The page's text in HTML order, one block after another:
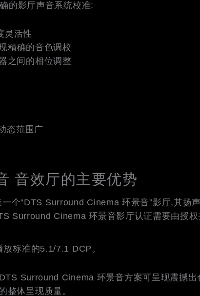
的影厅声音系统校准:
灵活性
精确的音色调校
之间的相位调整
态范围广
音效厅的主要优势
个“DTS Surround Cinema 环景音”影厅,其
Surround Cinema 环景音影厅认证需要由授权
标准的5.1/7.1 DCP。
Surround Cinema 环景音方案可呈现震撼出
整体呈现质量。